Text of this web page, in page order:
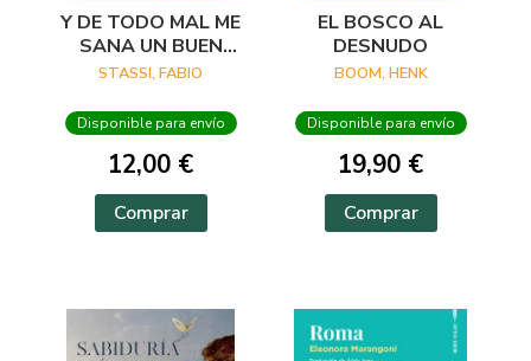
Y DE TODO MAL ME
SANA UN BUEN
VERSO
STASSI, FABIO
Disponible para envío
12,00 €
Comprar
EL BOSCO AL
DESNUDO
BOOM, HENK
Disponible para envío
19,90 €
Comprar